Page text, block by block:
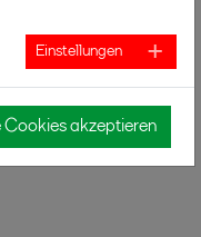
Einstellungen
Cookies akzeptieren